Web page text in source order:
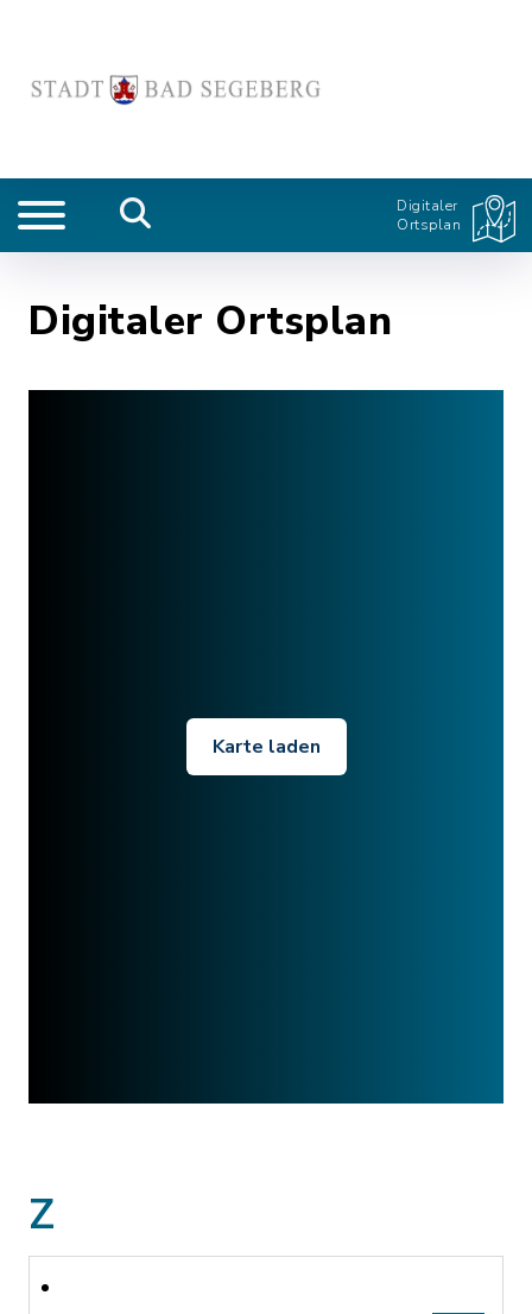
Digitaler
Ortsplan
Digitaler Ortsplan
Karte laden
Z